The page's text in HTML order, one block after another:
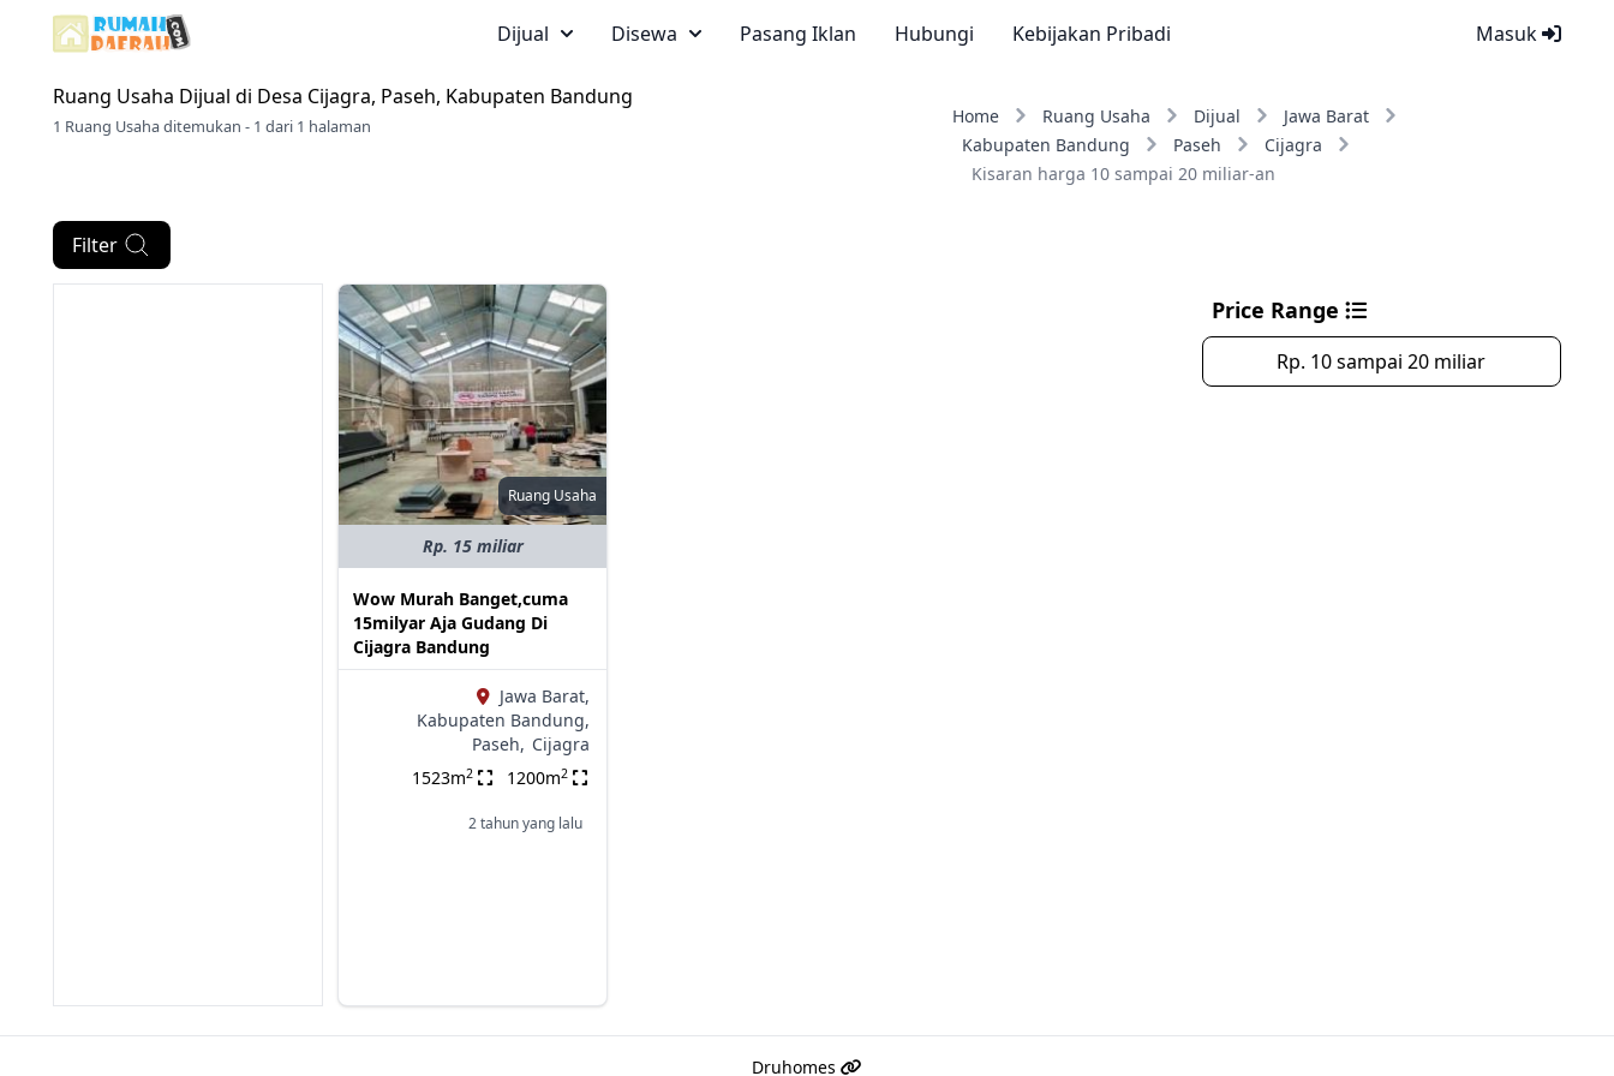
Masuk
Dijual Disewa Pasang Iklan Hubungi Kebijakan Pribadi
Ruang Usaha Dijual di Desa Cijagra, Paseh, Kabupaten Bandung
1 Ruang Usaha ditemukan - 1 dari 1 halaman Home Ruang Usaha Dijual
Jawa Barat
Kabupaten Bandung
Paseh
Cijagra
Kisaran harga 10 sampai 20 miliar-an
Filter
Ruang Usaha
Rp. 15 miliar
Wow Murah Banget,cuma
15milyar Aja Gudang Di
Cijagra Bandung
Jawa Barat,
Kabupaten Bandung,
Paseh, Cijagra
1523m2 1200m2
2 tahun yang lalu
Price Range
Rp. 10 sampai 20 miliar
Druhomes